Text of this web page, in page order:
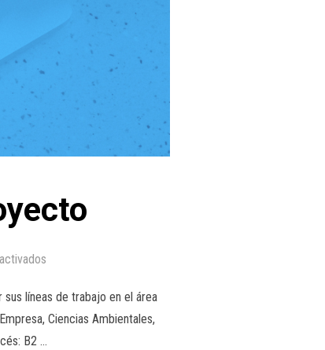
líneas de trabajo en el área
Ciencias Ambientales,
B2 …